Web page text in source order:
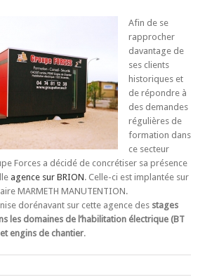
Afin de se
rapprocher
davantage de
ses clients
historiques et
de répondre à
des demandes
régulières de
formation dans
ce secteur
Forces a décidé de concrétiser sa présence
agence sur BRION. Celle-ci est implantée sur
MARMETH MANUTENTION.
dorénavant sur cette agence des stages
les domaines de l’habilitation électrique (BT
engins de chantier.